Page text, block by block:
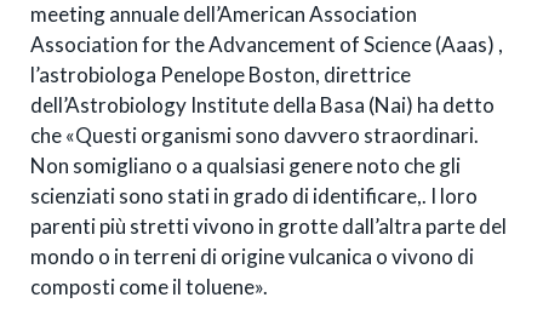
meeting annuale dell’American Association
Association for the Advancement of Science (Aaas) ,
l’astrobiologa Penelope Boston, direttrice
dell’Astrobiology Institute della Basa (Nai) ha detto
che «Questi organismi sono davvero straordinari.
Non somigliano o a qualsiasi genere noto che gli
scienziati sono stati in grado di identificare,. I loro
parenti più stretti vivono in grotte dall’altra parte del
mondo o in terreni di origine vulcanica o vivono di
composti come il toluene».